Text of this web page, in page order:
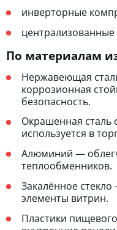
инверторные
По материалам
Нержавеющая
коррозионная
безопасность.
Окрашенная
используется в
Алюминий —
теплообменников.
Закалённое
элементы витрин.
Пластики